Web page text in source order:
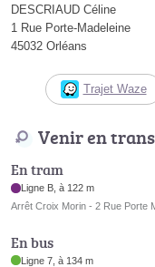
DESCRIAUD Céline
1 Rue Porte-Madeleine
45032 Orléans
Trajet Waze
Venir en
En tram
Ligne B, à 122 m
Arrêt Croix Morin - 2 Rue Porte
En bus
Ligne 7, à 134 m